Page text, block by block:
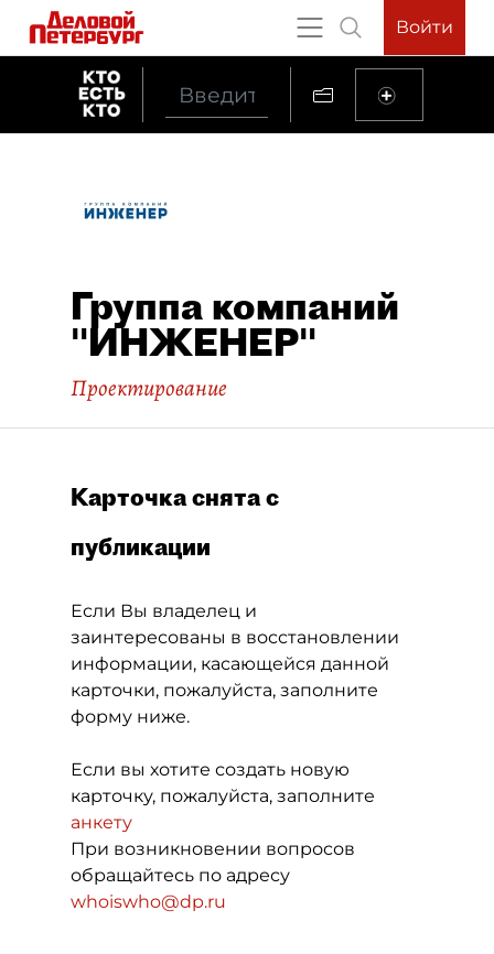
Войти
Группа компаний
"ИНЖЕНЕР"
Проектирование
Карточка снята с
публикации
Если Вы владелец и
заинтересованы в восстановлении
информации, касающейся данной
карточки, пожалуйста, заполните
форму ниже.
Если вы хотите создать новую
карточку, пожалуйста, заполните
анкету
При возникновении вопросов
обращайтесь по адресу
whoiswho@dp.ru